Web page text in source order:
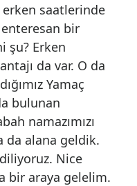
erken saatlerinde
bir
şu? Erken
da var. O da
Yamaç
bulunan
namazımızı
da alana geldik.
Nice
bir araya gelelim.